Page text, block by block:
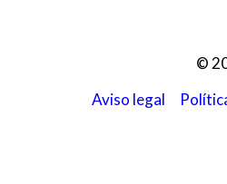
©
Aviso legal